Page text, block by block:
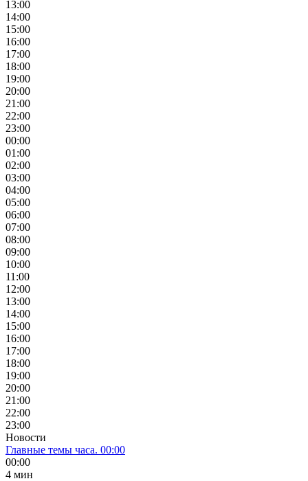
13:00
14:00
15:00
16:00
17:00
18:00
19:00
20:00
21:00
22:00
23:00
00:00
01:00
02:00
03:00
04:00
05:00
06:00
07:00
08:00
09:00
10:00
11:00
12:00
13:00
14:00
15:00
16:00
17:00
18:00
19:00
20:00
21:00
22:00
23:00
Новости
Главные темы часа. 00:00
00:00
4 мин